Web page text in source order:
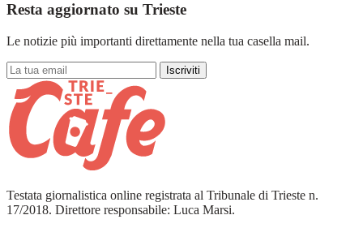
Resta aggiornato su Trieste
Le notizie più importanti direttamente nella tua casella mail.
Iscriviti
Testata giornalistica online registrata al Tribunale di Trieste n.
17/2018. Direttore responsabile: Luca Marsi.